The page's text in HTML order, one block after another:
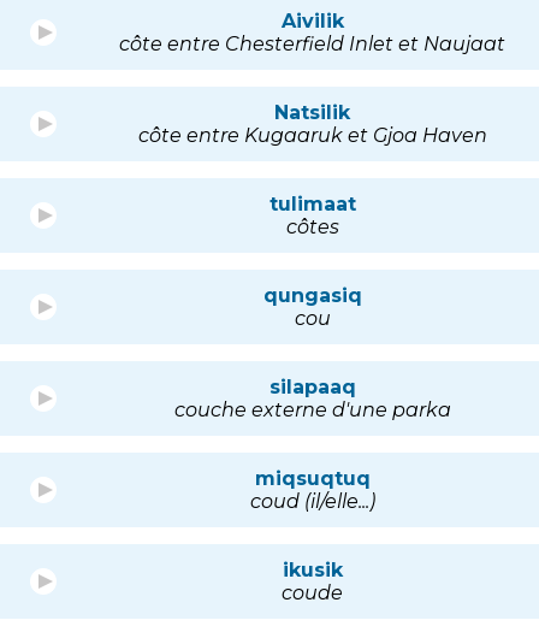
Aivilik
côte entre Chesterfield Inlet et Naujaat
Natsilik
côte entre Kugaaruk et Gjoa Haven
tulimaat
côtes
qungasiq
cou
silapaaq
couche externe d'une parka
miqsuqtuq
coud (il/elle...)
ikusik
coude